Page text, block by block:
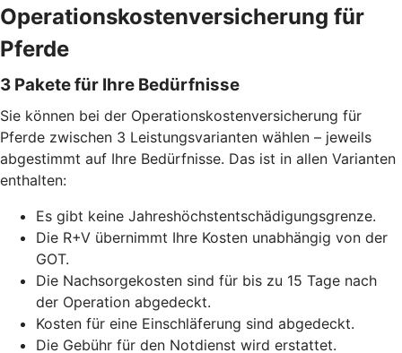
Operationskostenversicherung für
Pferde
3 Pakete für Ihre Bedürfnisse
Sie können bei der Operationskostenversicherung für
Pferde zwischen 3 Leistungsvarianten wählen – jeweils
abgestimmt auf Ihre Bedürfnisse. Das ist in allen Varianten
enthalten:
Es gibt keine Jahreshöchstentschädigungsgrenze.
Die R+V übernimmt Ihre Kosten unabhängig von der
GOT.
Die Nachsorgekosten sind für bis zu 15 Tage nach
der Operation abgedeckt.
Kosten für eine Einschläferung sind abgedeckt.
Die Gebühr für den Notdienst wird erstattet.